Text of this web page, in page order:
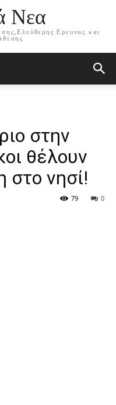
Νεα
Ερευνας και
στην
θέλουν
στο νησί!
0
79